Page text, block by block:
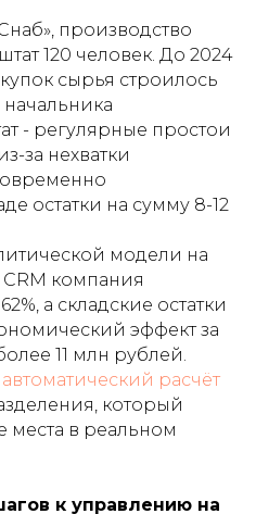
производство
120 человек. До 2024
сырья строилось
- регулярные простои
за нехватки
остатки на сумму 8-12
модели на
компания
а складские остатки
эффект за
11 млн рублей.
автоматический расчёт
который
места в реальном
к управлению на